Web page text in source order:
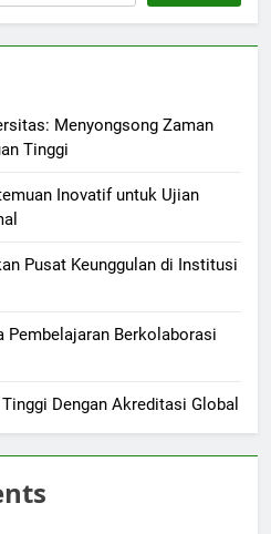
Menyongsong Zaman
Tinggi
Inovatif untuk Ujian
Pusat Keunggulan di Institusi
Pembelajaran Berkolaborasi
Dengan Akreditasi Global